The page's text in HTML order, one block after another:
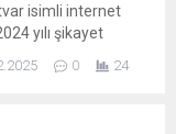
isimli internet
yılı şikayet
açıkladı. Verilere
vize
0 24